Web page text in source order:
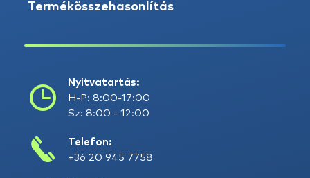
Termékösszehasonlítás
Nyitvatartás:
H-P: 8:00-17:00
Sz: 8:00 - 12:00
Telefon:
+36 20 945 7758